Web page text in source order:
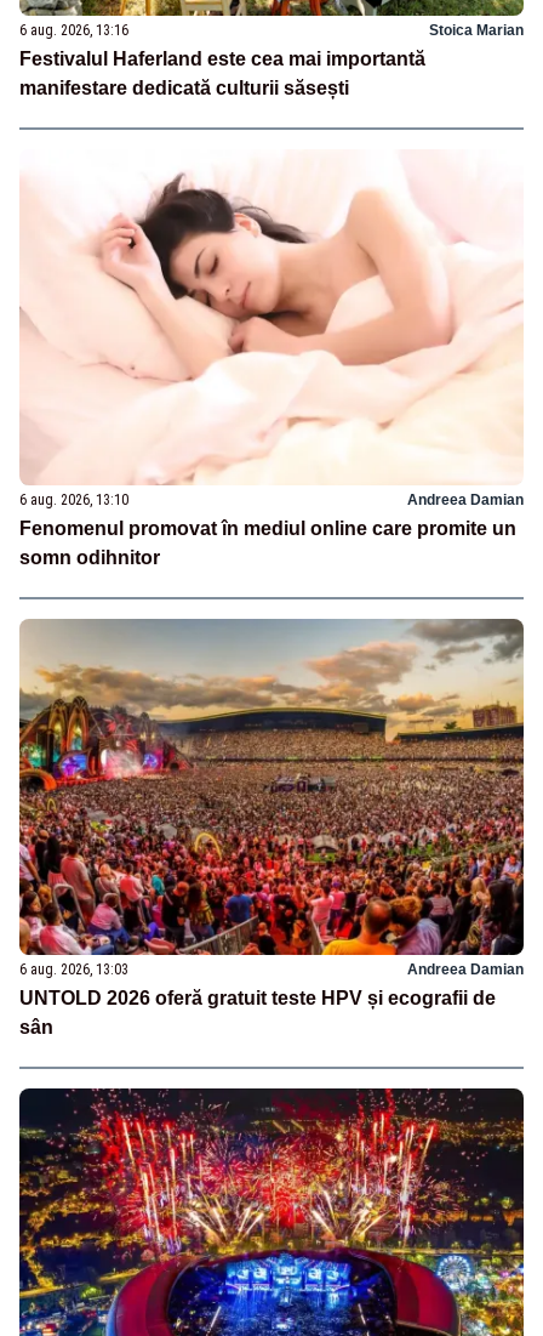
6 aug. 2026, 13:16 Stoica Marian
Festivalul Haferland este cea mai importantă
manifestare dedicată culturii săsești
6 aug. 2026, 13:10 Andreea Damian
Fenomenul promovat în mediul online care promite un
somn odihnitor
6 aug. 2026, 13:03 Andreea Damian
UNTOLD 2026 oferă gratuit teste HPV și ecografii de
sân